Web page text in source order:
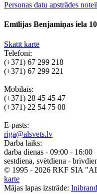
Personas datu apstrādes
Emīlijas Benjamiņas iela
Skatīt kartē
Telefoni:
(+371) 67 299 218
(+371) 67 299 221
Mobilais:
(+371) 28 45 45 47
(+371) 22 54 75 08
E-pasts:
riga@alsvets.lv
Darba laiks:
darba dienas - 09:00 - 16:00
sestdiena, svētdiena -
© 1995 - 2026 RKF SIA
karte
Mājas lapas izstrāde: Inibrand